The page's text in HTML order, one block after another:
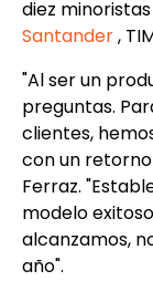
diez
Santander,
"Al ser un
preguntas.
clientes,
con un
Ferraz.
modelo
alcanzamos,
año".